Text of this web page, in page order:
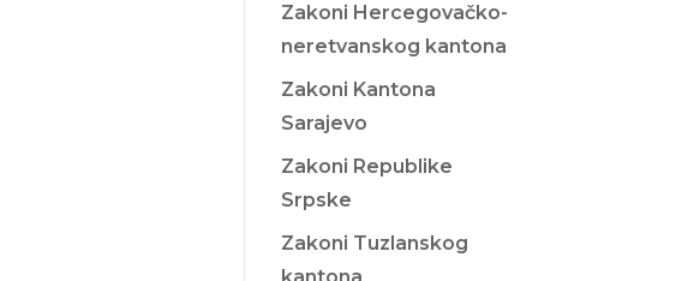
Zakoni Hercegovačko-
neretvanskog kantona
Zakoni Kantona
Sarajevo
Zakoni Republike
Srpske
Zakoni Tuzlanskog